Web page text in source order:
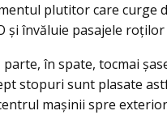
plutitor care curge
și învăluie pasajele
parte, în spate, tocmai
stopuri sunt plasate
mașinii spre